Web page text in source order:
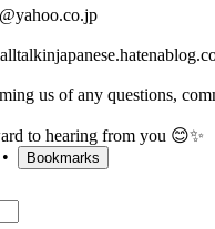
us of any questions,
to hearing from you 😊✨
• Bookmarks